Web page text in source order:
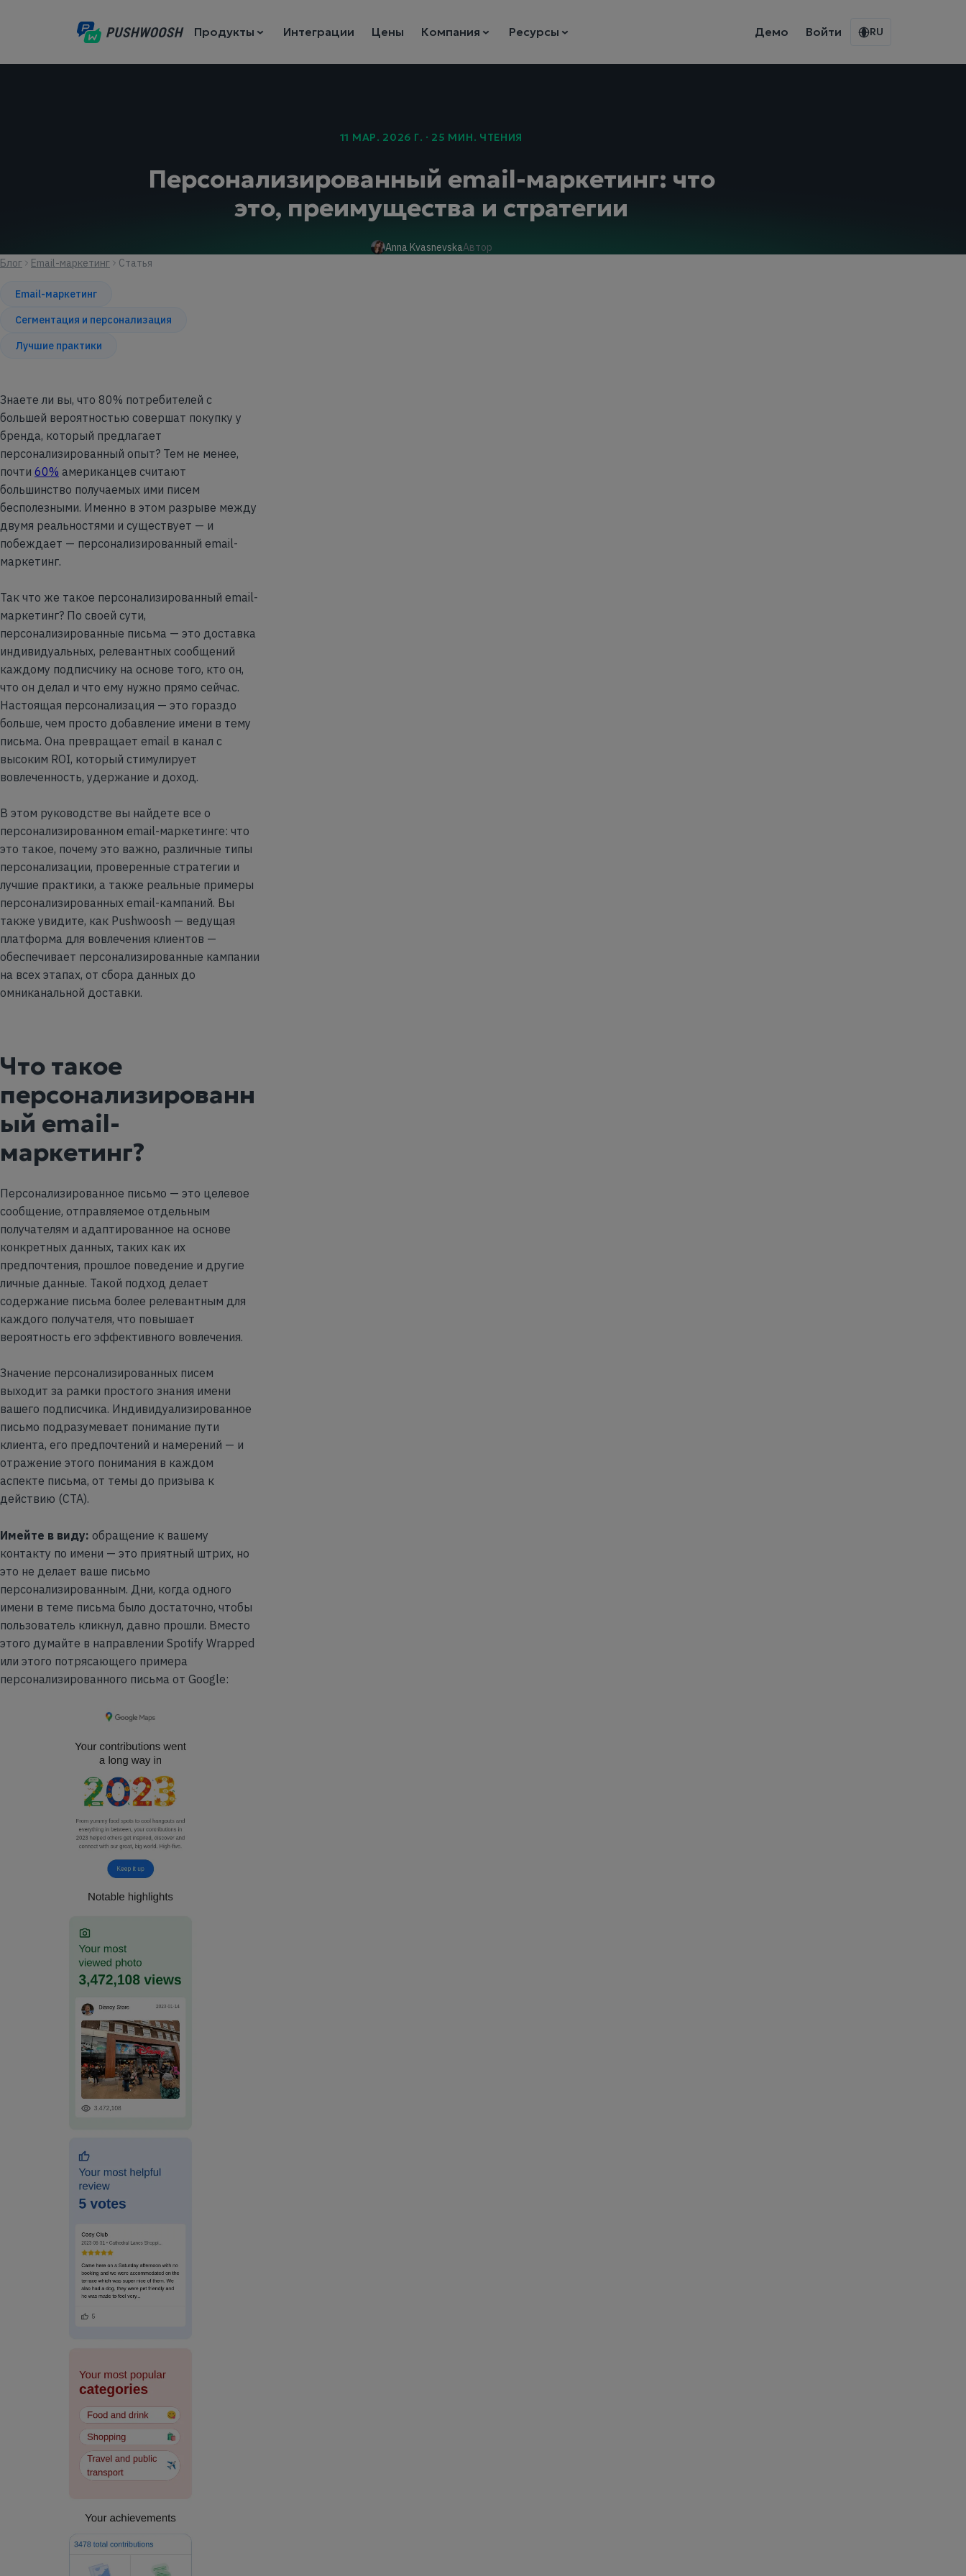
Продукты Интеграции Цены Компания Ресурсы Демо Войти RU
11 МАР. 2026 Г. · 25 МИН. ЧТЕНИЯ
Персонализированный email-маркетинг: что
это, преимущества и стратегии
Anna KvasnevskaАвтор
Блог
Email-маркетинг Статья
Email-маркетинг
Сегментация и персонализация
Лучшие практики
Знаете ли вы, что 80% потребителей с
большей вероятностью совершат покупку у
бренда, который предлагает
персонализированный опыт? Тем не менее,
почти 60% американцев считают
большинство получаемых ими писем
бесполезными. Именно в этом разрыве между
двумя реальностями и существует — и
побеждает — персонализированный email-
маркетинг.
Так что же такое персонализированный email-
маркетинг? По своей сути,
персонализированные письма — это доставка
индивидуальных, релевантных сообщений
каждому подписчику на основе того, кто он,
что он делал и что ему нужно прямо сейчас.
Настоящая персонализация — это гораздо
больше, чем просто добавление имени в тему
письма. Она превращает email в канал с
высоким ROI, который стимулирует
вовлеченность, удержание и доход.
В этом руководстве вы найдете все о
персонализированном email-маркетинге: что
это такое, почему это важно, различные типы
персонализации, проверенные стратегии и
лучшие практики, а также реальные примеры
персонализированных email-кампаний. Вы
также увидите, как Pushwoosh — ведущая
платформа для вовлечения клиентов —
обеспечивает персонализированные кампании
на всех этапах, от сбора данных до
омниканальной доставки.
Что такое
персонализированн
ый email-
маркетинг?
Персонализированное письмо — это целевое
сообщение, отправляемое отдельным
получателям и адаптированное на основе
конкретных данных, таких как их
предпочтения, прошлое поведение и другие
личные данные. Такой подход делает
содержание письма более релевантным для
каждого получателя, что повышает
вероятность его эффективного вовлечения.
Значение персонализированных писем
выходит за рамки простого знания имени
вашего подписчика. Индивидуализированное
письмо подразумевает понимание пути
клиента, его предпочтений и намерений — и
отражение этого понимания в каждом
аспекте письма, от темы до призыва к
действию (CTA).
Имейте в виду: обращение к вашему
контакту по имени — это приятный штрих, но
это не делает ваше письмо
персонализированным. Дни, когда одного
имени в теме письма было достаточно, чтобы
пользователь кликнул, давно прошли. Вместо
этого думайте в направлении Spotify Wrapped
или этого потрясающего примера
персонализированного письма от Google: